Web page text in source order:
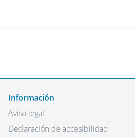
Información
Aviso legal
Declaración de accesibilidad